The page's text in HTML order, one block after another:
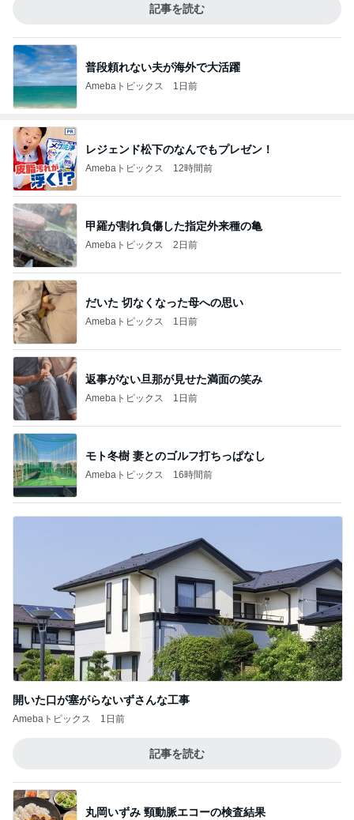
記事を読む
普段頼れない夫が海外で大活躍
Amebaトピックス 1日前
レジェンド松下のなんでもプレゼン！
Amebaトピックス 12時間前
甲羅が割れ負傷した指定外来種の亀
Amebaトピックス 2日前
だいた 切なくなった母への思い
Amebaトピックス 1日前
返事がない旦那が見せた満面の笑み
Amebaトピックス 1日前
モト冬樹 妻とのゴルフ打ちっぱなし
Amebaトピックス 16時間前
開いた口が塞がらないずさんな工事
Amebaトピックス 1日前
記事を読む
丸岡いずみ 頸動脈エコーの検査結果